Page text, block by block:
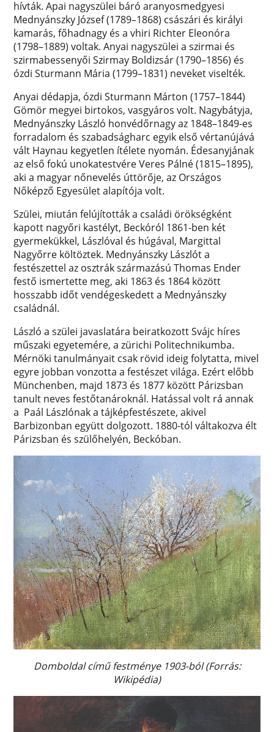
hívták. Apai nagyszülei báró aranyosmedgyesi
Mednyánszky József (1789–1868) császári és királyi
kamarás, főhadnagy és a vhiri Richter Eleonóra
(1798–1889) voltak. Anyai nagyszülei a szirmai és
szirmabessenyői Szirmay Boldizsár (1790–1856) és
ózdi Sturmann Mária (1799–1831) neveket viselték.
Anyai dédapja, ózdi Sturmann Márton (1757–1844)
Gömör megyei birtokos, vasgyáros volt. Nagybátyja,
Mednyánszky László honvédőrnagy az 1848–1849-es
forradalom és szabadságharc egyik első vértanújává
vált Haynau kegyetlen ítélete nyomán. Édesanyjának
az első fokú unokatestvére Veres Pálné (1815–1895),
aki a magyar nőnevelés úttörője, az Országos
Nőképző Egyesület alapítója volt.
Szülei, miután felújították a családi örökségként
kapott nagyőri kastélyt, Beckóról 1861-ben két
gyermekükkel, Lászlóval és húgával, Margittal
Nagyőrre költöztek. Mednyánszky Lászlót a
festészettel az osztrák származású Thomas Ender
festő ismertette meg, aki 1863 és 1864 között
hosszabb időt vendégeskedett a Mednyánszky
családnál.
László a szülei javaslatára beiratkozott Svájc híres
műszaki egyetemére, a zürichi Politechnikumba.
Mérnöki tanulmányait csak rövid ideig folytatta, mivel
egyre jobban vonzotta a festészet világa. Ezért előbb
Münchenben, majd 1873 és 1877 között Párizsban
tanult neves festőtanároknál. Hatással volt rá annak
a Paál Lászlónak a tájképfestészete, akivel
Barbizonban együtt dolgozott. 1880-tól váltakozva élt
Párizsban és szülőhelyén, Beckóban.
Domboldal című festménye 1903-ból (Forrás:
Wikipédia)